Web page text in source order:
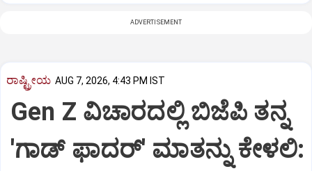
ADVERTISEMENT
ರಾಷ್ಟ್ರೀಯ AUG 7, 2026, 4:43 PM IST
Gen Z ವಿಚಾರದಲ್ಲಿ ಬಿಜೆಪಿ ತನ್ನ
'ಗಾಡ್ ಫಾದರ್' ಮಾತನ್ನು ಕೇಳಲಿ: